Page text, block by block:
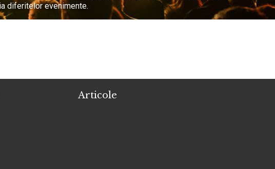
diferitelor evenimente.
Articole